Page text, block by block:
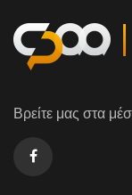
Βρείτε μας στα